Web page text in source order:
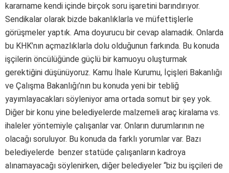
kararname kendi içinde birçok soru işaretini barındırıyor.
Sendikalar olarak bizde bakanlıklarla ve müfettişlerle
görüşmeler yaptık. Ama doyurucu bir cevap alamadık. Onlarda
bu KHK’nın açmazlıklarla dolu olduğunun farkında. Bu konuda
işçilerin öncülüğünde güçlü bir kamuoyu oluşturmak
gerektiğini düşünüyoruz. Kamu İhale Kurumu, İçişleri Bakanlığı
ve Çalışma Bakanlığı’nın bu konuda yeni bir tebliğ
yayımlayacakları söyleniyor ama ortada somut bir şey yok.
Diğer bir konu yine belediyelerde malzemeli araç kiralama vs.
ihaleler yöntemiyle çalışanlar var. Onların durumlarının ne
olacağı soruluyor. Bu konuda da farklı yorumlar var. Bazı
belediyelerde benzer statüde çalışanların kadroya
alınamayacağı söylenirken, diğer belediyeler “biz bu işçileri de